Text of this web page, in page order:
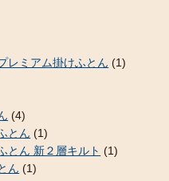
レミアム掛けふとん (1)
(4)
とん (1)
とん 新２層キルト (1)
ん (1)